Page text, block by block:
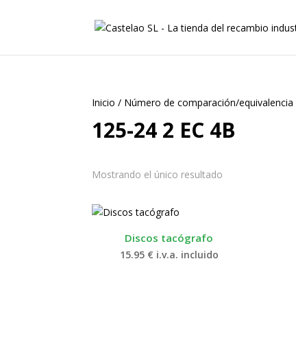
Inicio / Número de comparación/
125-24 2 EC 4B
Mostrando el único resultado
Discos tacógrafo
15.95 € i.v.a. incluido